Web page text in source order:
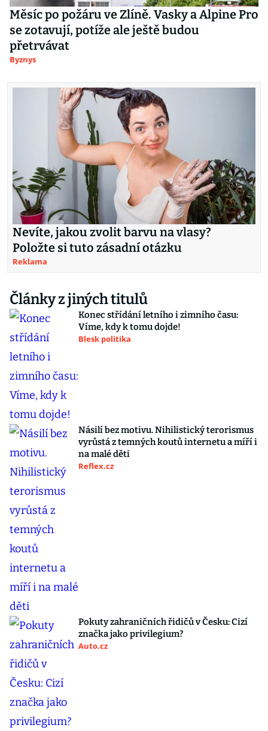
Měsíc po požáru ve Zlíně. Vasky a Alpine Pro
se zotavují, potíže ale ještě budou
přetrvávat
Byznys
Nevíte, jakou zvolit barvu na vlasy?
Položte si tuto zásadní otázku
Reklama
Články z jiných titulů
Konec střídání letního i zimního času:
Víme, kdy k tomu dojde!
Blesk politika
Násilí bez motivu. Nihilistický terorismus
vyrůstá z temných koutů internetu a míří i
na malé děti
Reflex.cz
Pokuty zahraničních řidičů v Česku: Cizí
značka jako privilegium?
Auto.cz